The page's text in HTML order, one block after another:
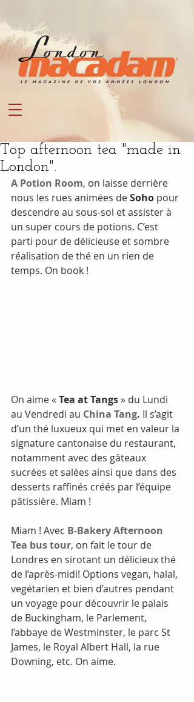
Top afternoon tea "made in
London".
A Potion Room, on laisse derrière
nous les rues animées de Soho pour
descendre au sous-sol et assister à
un super cours de potions. C’est
parti pour de délicieuse et sombre
réalisation de thé en un rien de
temps. On book !
On aime « Tea at Tangs » du Lundi
au Vendredi au China Tang. Il s’agit
d’un thé luxueux qui met en valeur la
signature cantonaise du restaurant,
notamment avec des gâteaux
sucrées et salées ainsi que dans des
desserts raffinés créés par l’équipe
pâtissière. Miam !
Miam ! Avec B-Bakery Afternoon
Tea bus tour, on fait le tour de
Londres en sirotant un délicieux thé
de l’après-midi! Options vegan, halal,
vegétarien et bien d’autres pendant
un voyage pour découvrir le palais
de Buckingham, le Parlement,
l’abbaye de Westminster, le parc St
James, le Royal Albert Hall, la rue
Downing, etc. On aime.